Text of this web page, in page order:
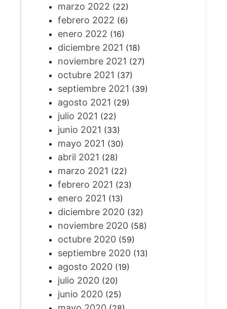
marzo 2022 (22)
febrero 2022 (6)
enero 2022 (16)
diciembre 2021 (18)
noviembre 2021 (27)
octubre 2021 (37)
septiembre 2021 (39)
agosto 2021 (29)
julio 2021 (22)
junio 2021 (33)
mayo 2021 (30)
abril 2021 (28)
marzo 2021 (22)
febrero 2021 (23)
enero 2021 (13)
diciembre 2020(32)
noviembre 2020(58)
octubre 2020(59)
septiembre 2020(13)
agosto 2020(19)
julio 2020(20)
junio 2020(25)